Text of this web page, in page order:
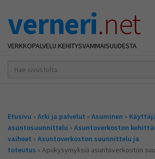
verneri.net
VERKKOPALVELU KEHITYSVAMMAISUUDESTA
hakusana(t)
Olet
täällä
Etusivu » Arki ja palvelut » Asuminen »
asuntosuunnittelu » Asuntoverkoston
vaiheet » Asuntoverkoston suunnittelu ja
toteutus » Apukysymyksiä asuntoverkoston